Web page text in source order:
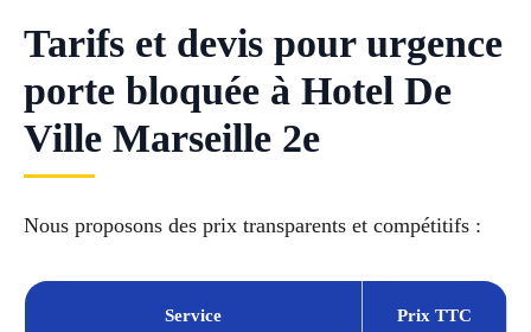
Tarifs et devis pour urgence
porte bloquée à Hotel De
Ville Marseille 2e
Nous proposons des prix transparents et compétitifs :
Service Prix TTC